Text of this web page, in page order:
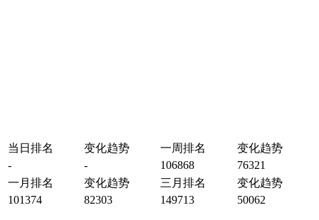
当日排名 变化趋势 一周排名
变化趋势
-
- 106868
76321
一月排名
变化趋势 三月排名
变化趋势
101374
82303 149713 50062